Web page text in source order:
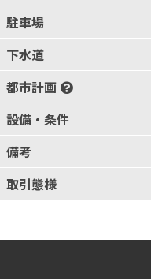
駐車場
下水道
都市計画
設備・条件
備考
取引態様